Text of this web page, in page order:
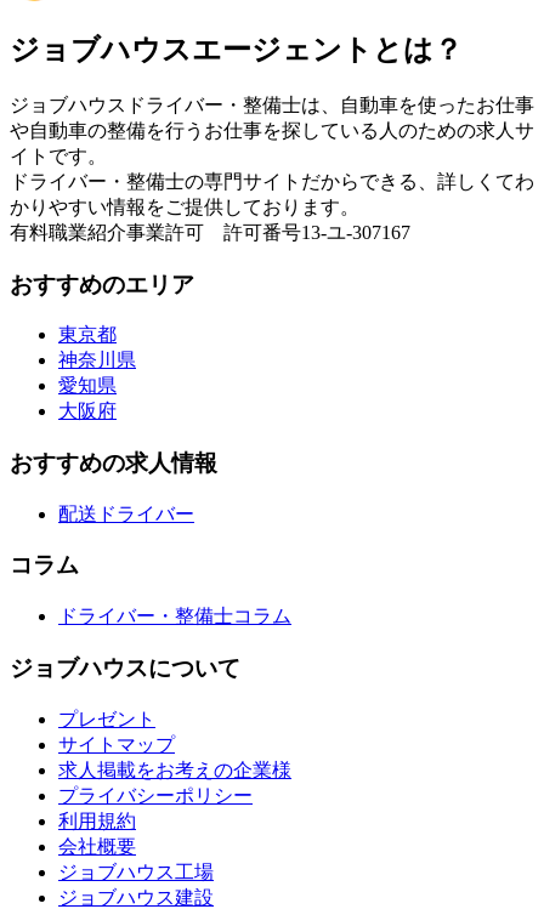
ジョブハウスエージェントとは？
ジョブハウスドライバー・整備士は、自動車を使ったお仕事
や自動車の整備を行うお仕事を探している人のための求人サ
イトです。
ドライバー・整備士の専門サイトだからできる、詳しくてわ
かりやすい情報をご提供しております。
有料職業紹介事業許可 許可番号13-ユ-307167
おすすめのエリア
東京都
神奈川県
愛知県
大阪府
おすすめの求人情報
配送ドライバー
コラム
ドライバー・整備士コラム
ジョブハウスについて
プレゼント
サイトマップ
求人掲載をお考えの企業様
プライバシーポリシー
利用規約
会社概要
ジョブハウス工場
ジョブハウス建設